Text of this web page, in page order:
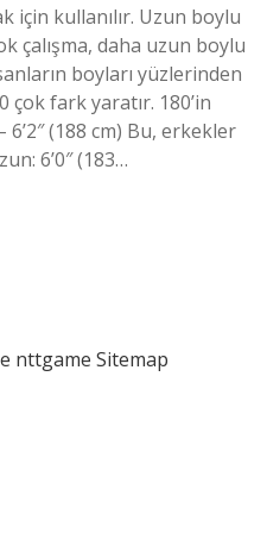
için kullanılır. Uzun boylu
çalışma, daha uzun boylu
boyları yüzlerinden
fark yaratır. 180’in
(188 cm) Bu, erkekler
6’0″ (183…
nttgame Sitemap